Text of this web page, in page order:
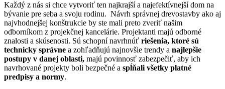
Každý z nás si chce vytvoriť ten najkrajší a najefektívnejší dom na
bývanie pre seba a svoju rodinu. Návrh správnej drevostavby ako aj
najvhodnejšej konštrukcie by ste mali preto zveriť našim
odborníkom z projekčnej kancelárie. Projektanti majú odborné
znalosti a skúsenosti. Sú schopní navrhnúť riešenia, ktoré sú
technicky správne a zohľadňujú najnovšie trendy a najlepšie
postupy v danej oblasti, majú povinnosť zabezpečiť, aby ich
navrhované projekty boli bezpečné a spĺňali všetky platné
predpisy a normy.